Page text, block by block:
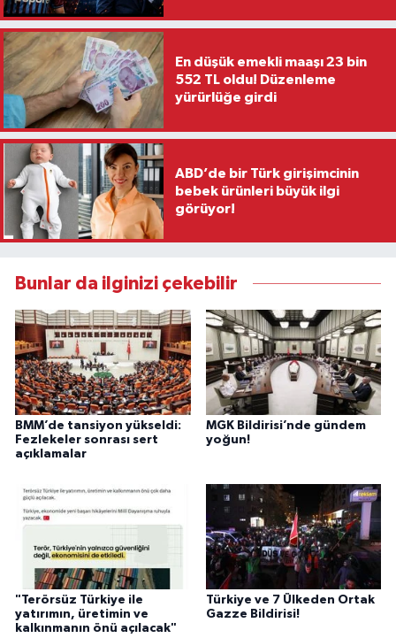
En düşük emekli maaşı 23 bin
552 TL oldu! Düzenleme
yürürlüğe girdi
ABD’de bir Türk girişimcinin
bebek ürünleri büyük ilgi
görüyor!
Bunlar da ilginizi çekebilir
BMM’de tansiyon yükseldi:
Fezlekeler sonrası sert
açıklamalar
MGK Bildirisi’nde gündem
yoğun!
"Terörsüz Türkiye ile
yatırımın, üretimin ve
kalkınmanın önü açılacak"
Türkiye ve 7 Ülkeden Ortak
Gazze Bildirisi!